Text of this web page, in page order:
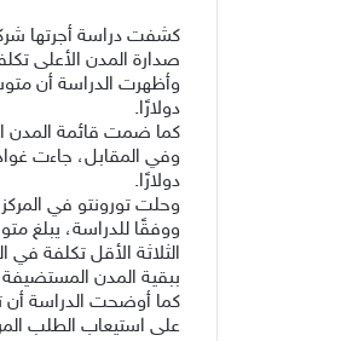
صدارة المدن الأعلى
دولارًا.
كما ضمت قائمة المدن الأعلى تكلفة دالاس بمتوسط
دولارًا.
وحلت تورونتو في المركز الرابع بين المدن الأقل
الثلاثة الأقل تكلفة
ببقية المدن
كما أوضحت الدراسة أن
على استيعاب الطلب